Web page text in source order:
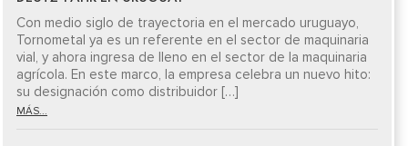
Con medio siglo de trayectoria en el mercado uruguayo,
Tornometal ya es un referente en el sector de maquinaria
vial, y ahora ingresa de lleno en el sector de la maquinaria
agrícola. En este marco, la empresa celebra un nuevo hito:
su designación como distribuidor […]
MÁS...